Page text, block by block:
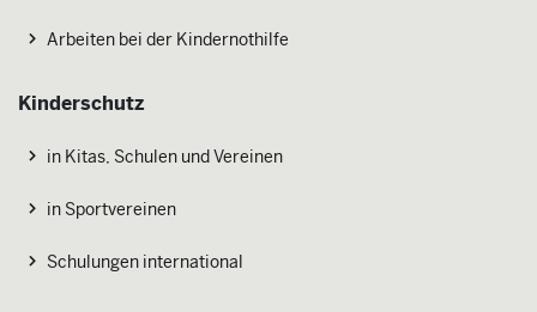
Arbeiten bei der Kindernothilfe
Kinderschutz
in Kitas, Schulen und Vereinen
in Sportvereinen
Schulungen international